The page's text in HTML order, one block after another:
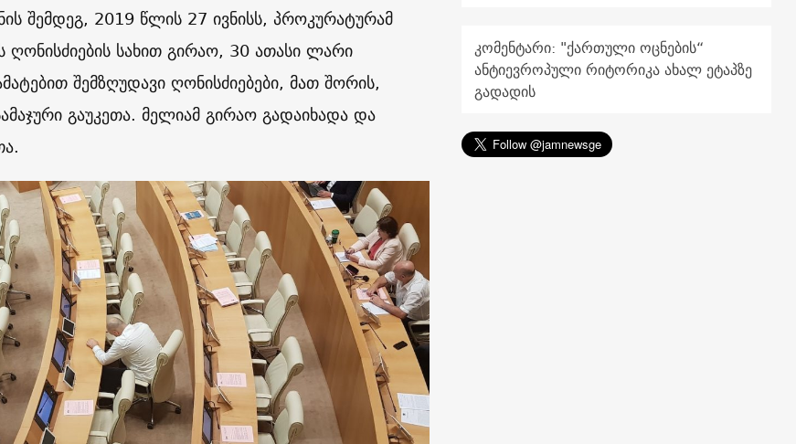
შემდეგ, 2019 წლის 27 ივნისს, პროკურატურამ
ღონისძიების სახით გირაო, 30 ათასი ლარი
შემზღუდავი ღონისძიებები, მათ შორის,
გაუკეთა. მელიამ გირაო გადაიხადა და
კომენტარი: "ქართული ოცნების“
ანტიევროპული რიტორიკა ახალ ეტაპზე
გადადის